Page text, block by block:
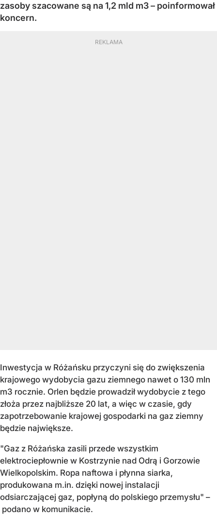
zasoby szacowane są na 1,2 mld m3 – poinformował
koncern.
Inwestycja w Różańsku przyczyni się do zwiększenia
krajowego wydobycia gazu ziemnego nawet o 130 mln
m3 rocznie. Orlen będzie prowadził wydobycie z tego
złoża przez najbliższe 20 lat, a więc w czasie, gdy
zapotrzebowanie krajowej gospodarki na gaz ziemny
będzie największe.
"Gaz z Różańska zasili przede wszystkim
elektrociepłownie w Kostrzynie nad Odrą i Gorzowie
Wielkopolskim. Ropa naftowa i płynna siarka,
produkowana m.in. dzięki nowej instalacji
odsiarczającej gaz, popłyną do polskiego przemysłu" –
podano w komunikacie.